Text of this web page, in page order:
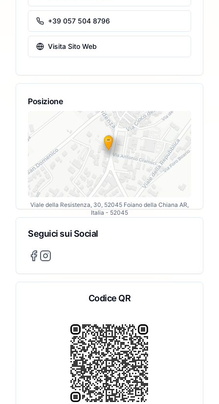
+39 057 504 8796
Visita Sito Web
Posizione
Viale della Resistenza, 30, 52045 Foiano della Chiana AR,
Italia - 52045
Seguici sui Social
Codice QR